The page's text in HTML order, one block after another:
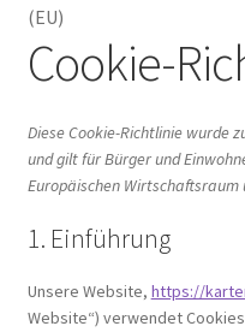
Blog
Echtheit von
Front Page
Galerie
(EU)
Cookie-
Diese Cookie-Richtlinie wurde
und gilt für Bürger und
Europäischen Wirtschaftsraum
1. Einführung
Unsere Website, https://
Website“) verwendet